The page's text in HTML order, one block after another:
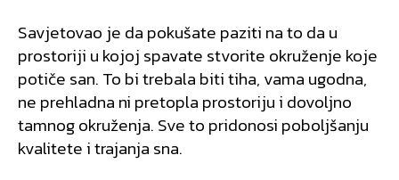
Savjetovao je da pokušate paziti na to da u
prostoriji u kojoj spavate stvorite okruženje koje
potiče san. To bi trebala biti tiha, vama ugodna,
ne prehladna ni pretopla prostoriju i dovoljno
tamnog okruženja. Sve to pridonosi poboljšanju
kvalitete i trajanja sna.